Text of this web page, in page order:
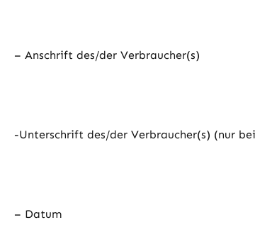
– Anschrift des/der Verbraucher(s)
-Unterschrift des/der Verbraucher(s) (nur
– Datum